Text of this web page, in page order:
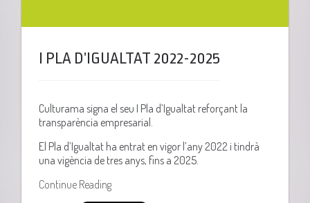
I PLA D’IGUALTAT 2022-2025
Culturama signa el seu I Pla d’Igualtat reforçant la
transparència empresarial.
El Pla d’Igualtat ha entrat en vigor l’any 2022 i tindrà
una vigència de tres anys, fins a 2025.
Continue Reading